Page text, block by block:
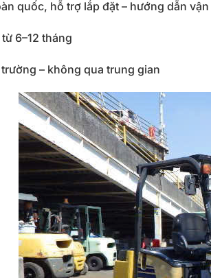
quốc, hỗ trợ lắp đặt – hướng dẫn
6–12 tháng
– không qua trung gian